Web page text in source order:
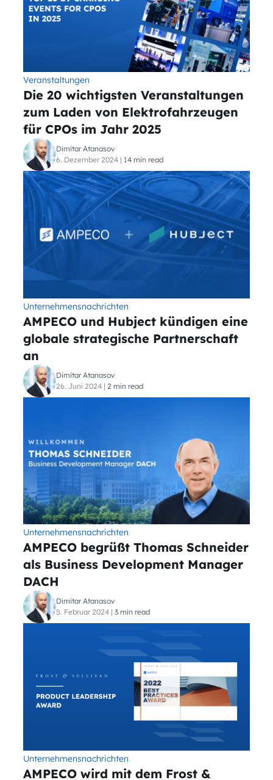
Veranstaltungen
Die 20 wichtigsten Veranstaltungen
zum Laden von Elektrofahrzeugen
für CPOs im Jahr 2025
Dimitar Atanasov
6. Dezember 2024 | 14 min read
Unternehmensnachrichten
AMPECO und Hubject kündigen eine
globale strategische Partnerschaft
an
Dimitar Atanasov
26. Juni 2024 | 2 min read
Unternehmensnachrichten
AMPECO begrüßt Thomas Schneider
als Business Development Manager
DACH
Dimitar Atanasov
5. Februar 2024 | 3 min read
Unternehmensnachrichten
AMPECO wird mit dem Frost &